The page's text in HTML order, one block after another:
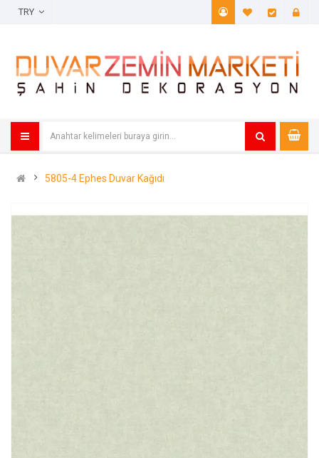
A. Listem
5805-4 Ephes Duvar Kağıdı